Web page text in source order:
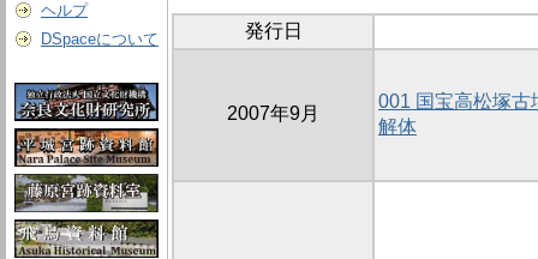
ヘルプ
DSpaceについて
発行日
2007年9月
001 国宝高松塚古
解体